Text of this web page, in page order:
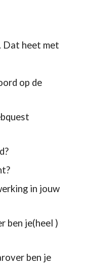
Dat heet met
op de
in jouw
ben je(heel )
ben je